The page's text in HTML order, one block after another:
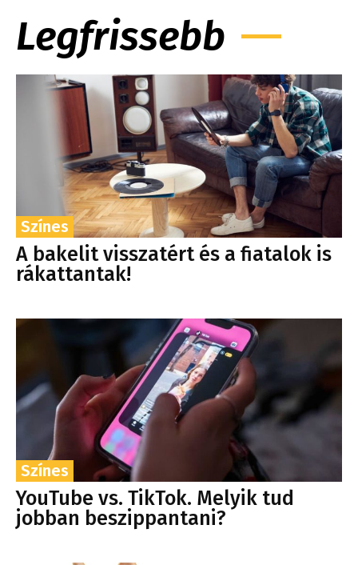
Legfrissebb
Színes
A bakelit visszatért és a fiatalok is
rákattantak!
Színes
YouTube vs. TikTok. Melyik tud
jobban beszippantani?